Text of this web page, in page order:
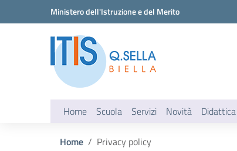
Vai ai contenuti
Vai al menu di navigazioneMinistero dell'Istruzione e del Merito
Home Scuola Servizi Novità Didattica
Home Privacy policy